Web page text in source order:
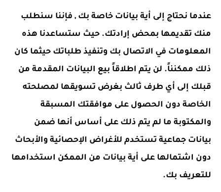
عندما نحتاج إلى أية بيانات خاصة بك , فإننا سنطلب
منك تقديمها بمحض إرادتك. حيث ستساعدنا هذه
المعلومات في الاتصال بك وتنفيذ طلباتك حيثما كان
ذلك ممكنناً. لن يتم اطلاقاً بيع البيانات المقدمة من
قبلك إلى أي طرف ثالث بغرض تسويقها لمصلحته
الخاصة دون الحصول على موافقتك المسبقة
والمكتوبة ما لم يتم ذلك على أساس أنها ضمن
بيانات جماعية تستخدم للأغراض الإحصائية والأبحاث
دون اشتمالها على أية بيانات من الممكن استخدامها
للتعريف بك.